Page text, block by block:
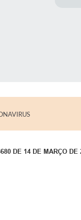
DE 14 DE MARÇO DE